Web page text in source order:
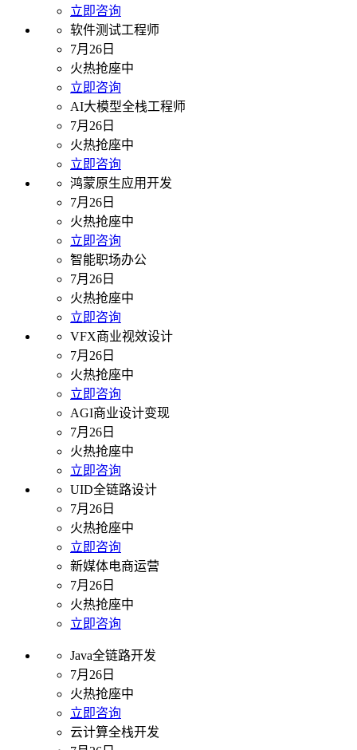
立即咨询
软件测试工程师
7月26日
火热抢座中
立即咨询
AI大模型全栈工程师
7月26日
火热抢座中
立即咨询
鸿蒙原生应用开发
7月26日
火热抢座中
立即咨询
智能职场办公
7月26日
火热抢座中
立即咨询
VFX商业视效设计
7月26日
火热抢座中
立即咨询
AGI商业设计变现
7月26日
火热抢座中
立即咨询
UID全链路设计
7月26日
火热抢座中
立即咨询
新媒体电商运营
7月26日
火热抢座中
立即咨询
Java全链路开发
7月26日
火热抢座中
立即咨询
云计算全栈开发